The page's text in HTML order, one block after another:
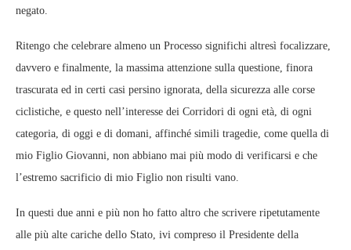
negato.
Ritengo che celebrare almeno un Processo significhi altresì focalizzare,
davvero e finalmente, la massima attenzione sulla questione, finora
trascurata ed in certi casi persino ignorata, della sicurezza alle corse
ciclistiche, e questo nell’interesse dei Corridori di ogni età, di ogni
categoria, di oggi e di domani, affinché simili tragedie, come quella di
mio Figlio Giovanni, non abbiano mai più modo di verificarsi e che
l’estremo sacrificio di mio Figlio non risulti vano.
In questi due anni e più non ho fatto altro che scrivere ripetutamente
alle più alte cariche dello Stato, ivi compreso il Presidente della